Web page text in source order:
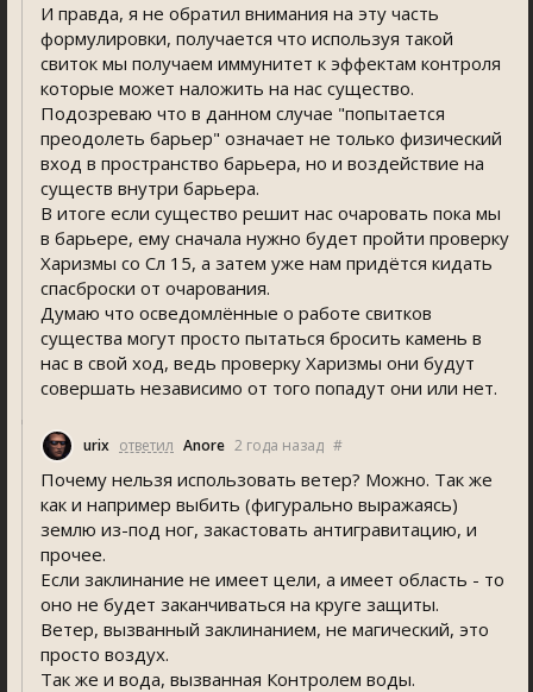
И правда, я не обратил внимания на эту часть
формулировки, получается что используя такой
свиток мы получаем иммунитет к эффектам контроля
которые может наложить на нас существо.
Подозреваю что в данном случае "попытается
преодолеть барьер" означает не только физический
вход в пространство барьера, но и воздействие на
существ внутри барьера.
В итоге если существо решит нас очаровать пока мы
в барьере, ему сначала нужно будет пройти проверку
Харизмы со Сл 15, а затем уже нам придётся кидать
спасброски от очарования.
Думаю что осведомлённые о работе свитков
существа могут просто пытаться бросить камень в
нас в свой ход, ведь проверку Харизмы они будут
совершать независимо от того попадут они или нет.
urix ответил Anore 2 года назад #
Почему нельзя использовать ветер? Можно. Так же
как и например выбить (фигурально выражаясь)
землю из-под ног, закастовать антигравитацию, и
прочее.
Если заклинание не имеет цели, а имеет область - то
оно не будет заканчиваться на круге защиты.
Ветер, вызванный заклинанием, не магический, это
просто воздух.
Так же и вода, вызванная Контролем воды.